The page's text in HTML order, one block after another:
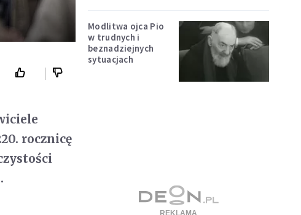
rocznicę
Modlitwa ojca Pio
w trudnych i
beznadziejnych
sytuacjach